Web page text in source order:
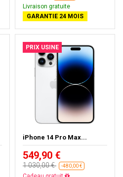
Livraison gratuite
GARANTIE 24 MOIS
PRIX USINE
iPhone 14 Pro Max...
549,90 €
1 030,00 € -480,00 €